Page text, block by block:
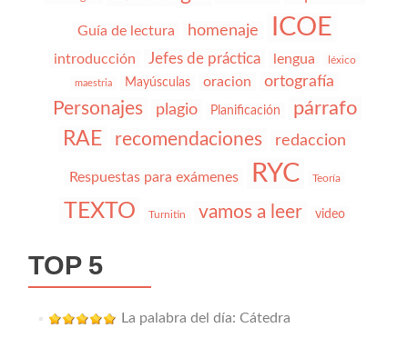
Guía de lectura homenaje ICOE
introducción Jefes de práctica lengua léxico
maestria Mayúsculas oracion ortografía
Personajes plagio Planificación párrafo
RAE recomendaciones redaccion
Respuestas para exámenes RYC Teoría
TEXTO Turnitin vamos a leer video
TOP 5
La palabra del día: Cátedra